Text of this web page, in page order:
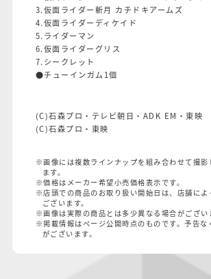
3.仮面ライダー斬月 カチドキアームズ
4.仮面ライダーディケイド
5.ライダーマン
6.仮面ライダーグリス
7.シークレット
●チューインガム1個
(C)石森プロ・テレビ朝日・ADK EM・東映
(C)石森プロ・東映
※画像には複数ラインナップを組み合わせて撮影
ます。
※価格はメーカー希望小売価格表示です。
※店頭での商品のお取り扱い開始日は、店舗によ
ございます。
※画像は実際の商品とは多少異なる場合がござい
※掲載情報はページ公開時点のものです。予告な
がございます。